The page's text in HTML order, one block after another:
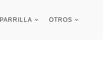
PARRILLA OTROS